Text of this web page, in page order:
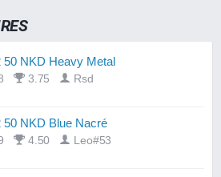
50 NKD Heavy Metal
3.75 Rsd
50 NKD Blue Nacré
4.50 Leo#53